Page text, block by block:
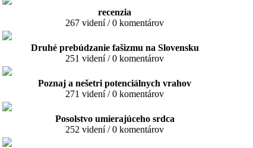
recenzia
267 videní / 0 komentárov
Druhé prebúdzanie fašizmu na Slovensku
251 videní / 0 komentárov
Poznaj a nešetri potenciálnych vrahov
271 videní / 0 komentárov
Posolstvo umierajúceho srdca
252 videní / 0 komentárov